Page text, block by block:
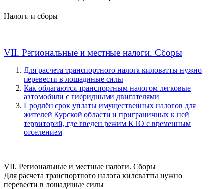
Налоги и сборы
VII. Региональные и местные налоги. Сборы
Для расчета транспортного налога киловатты нужно
перевести в лошадиные силы
Как облагаются транспортным налогом легковые
автомобили с гибридными двигателями
Продлён срок уплаты имущественных налогов для
жителей Курской области и приграничных к ней
территорий, где введен режим КТО с временным
отселением
VII. Региональные и местные налоги. Сборы
Для расчета транспортного налога киловатты нужно
перевести в лошадиные силы